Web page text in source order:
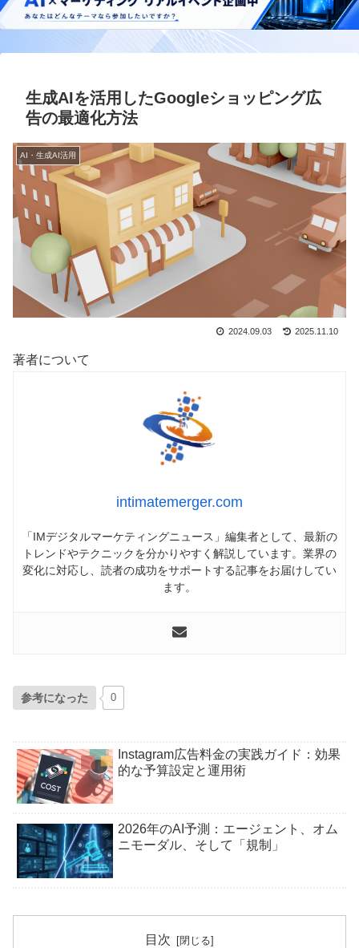
生成AIを活用したGoogleショッピング広
告の最適化方法
AI・生成AI活用
2024.09.03 2025.11.10
著者について
intimatemerger.com
「IMデジタルマーケティングニュース」編集者として、最新の
トレンドやテクニックを分かりやすく解説しています。業界の
変化に対応し、読者の成功をサポートする記事をお届けしてい
ます。
参考になった 0
Instagram広告料金の実践ガイド：効果
的な予算設定と運用術
2026年のAI予測：エージェント、オム
ニモーダル、そして「規制」
目次